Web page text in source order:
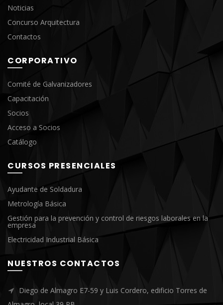
Noticias
Concurso Arquitectura
Contactos
CORPORATIVO
Comité de Galvanizadores
Capacitación
Socios
Acceso a Socios
Catálogo
CURSOS PRESENCIALES
Ayudante de Soldadura
Metrología Básica
Gestión para la prevención y control de riesgos laborales en la
empresa
Electricidad Industrial Básica
NUESTROS CONTACTOS
Diego de Almagro E7-59 y Luis Cordero, edificio Torres de